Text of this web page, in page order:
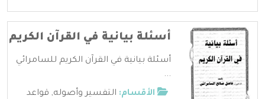
أسئلة بيانية في القرآن الكريم
أسئلة بيانية في القرآن الكريم للسامرائي
...
الأقسام: التفسير وأصوله, قواعد